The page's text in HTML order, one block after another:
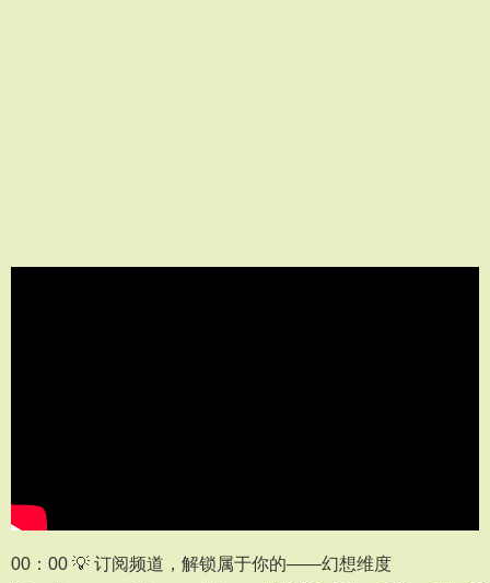
00：00 💡 订阅频道，解锁属于你的——幻想维度